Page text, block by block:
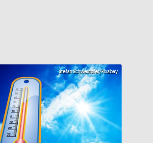
Stefan Schweihofer/Pixabay